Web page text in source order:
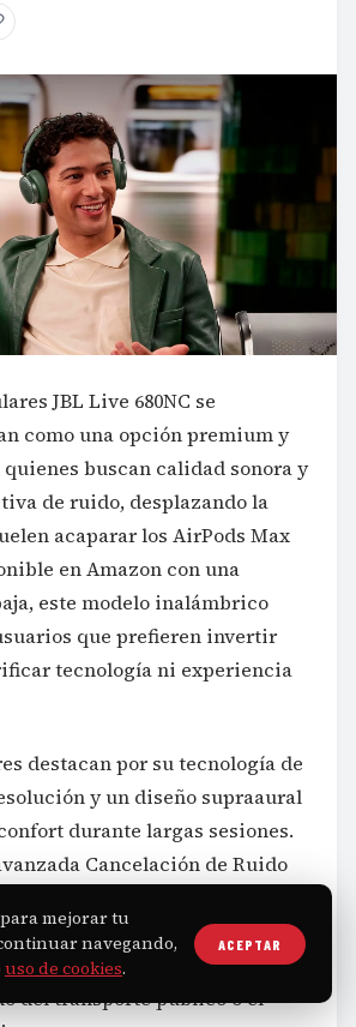
JBL Live 680NC se
como una opción premium y
buscan calidad sonora y
de ruido, desplazando la
acaparar los AirPods Max
en Amazon con una
este modelo inalámbrico
que prefieren invertir
tecnología ni experiencia
destacan por su tecnología de
y un diseño supraaural
durante largas sesiones.
Cancelación de Ruido
en tiempo real para eliminar
externos tales como el motor de
del transporte público o el
mejorar tu
navegando,
uso de cookies.
ACEPTAR